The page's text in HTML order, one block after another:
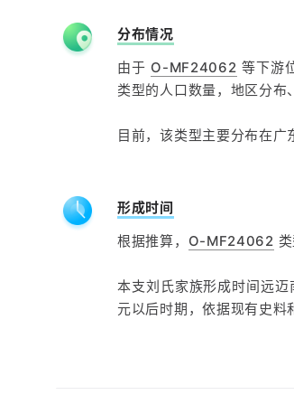
分布情况
由于 O-MF24062 等下游
类型的人口数量，地区分布
目前，该类型主要分布在广
形成时间
根据推算， O-MF24062
本支刘氏家族形成时间远
元以后时期，依据现有史料